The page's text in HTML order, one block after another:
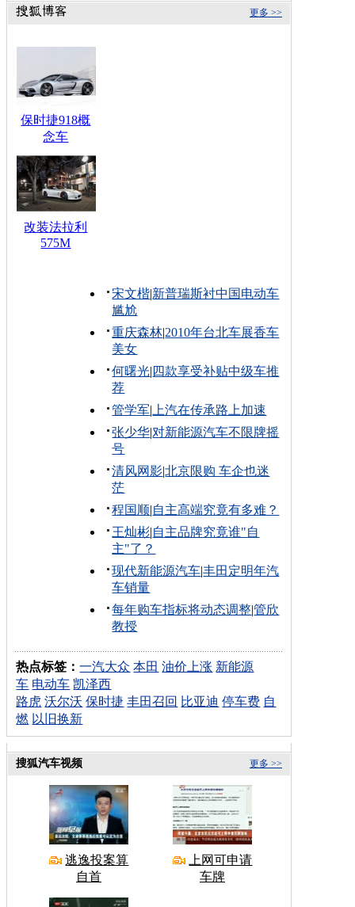
更多 >>
保时捷918概
念车
改装法拉利
575M
宋文楷|新普瑞斯衬中国电动车
尴尬
重庆森林|2010年台北车展香车
美女
何曙光| 四款享受补贴中级车推
荐
管学军| 上汽在传承路上加速
张少华|对新能源汽车不限牌摇
号
清风网影|北京限购 车企也迷
茫
程国顺|自主高端究竟有多难？
王灿彬|自主品牌究竟谁"自
主"了？
现代新能源汽车|丰田定明年汽
车销量
每年购车指标将动态调整|管欣
教授
热点标签：一汽大众 本田 油价上涨 新能源
车 电动车 凯泽西
路虎 沃尔沃 保时捷 丰田召回 比亚迪 停车费 自
燃 以旧换新
更多 >>
搜狐汽车视频
逃逸投案算
自首
上网可申请
车牌